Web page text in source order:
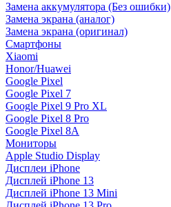
Замена аккумулятора (Без ошибки)
Замена экрана (аналог)
Замена экрана (оригинал)
Смартфоны
Xiaomi
Honor/Huawei
Google Pixel
Google Pixel 7
Google Pixel 9 Pro XL
Google Pixel 8 Pro
Google Pixel 8A
Мониторы
Apple Studio Display
Дисплеи iPhone
Дисплей iPhone 13
Дисплей iPhone 13 Mini